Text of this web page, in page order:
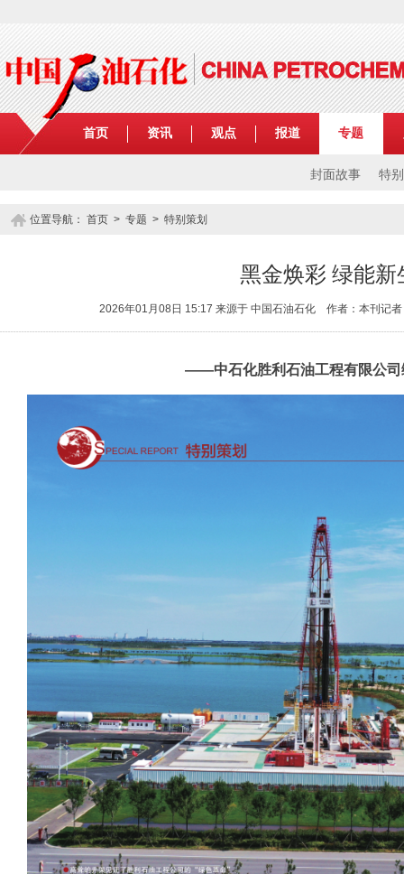
首页 资讯 观点 报道 专题
封面故事 特
位置导航： 首页 > 专题 > 特别策划
黑金焕彩 绿能新
2026年01月08日 15:17 来源于 中国石油石化 作者：本刊
——中石化胜利石油工程有限公司